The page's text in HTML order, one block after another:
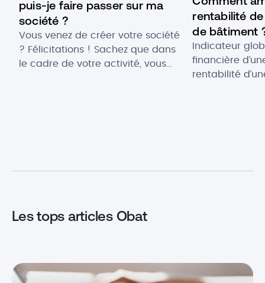
puis-je faire passer sur ma
société ?
Vous venez de créer votre société
? Félicitations ! Sachez que dans
le cadre de votre activité, vous
rentabilité
de bâtiment
Indicateur
financière
rentabilité
que guérir :
Les tops articles Obat